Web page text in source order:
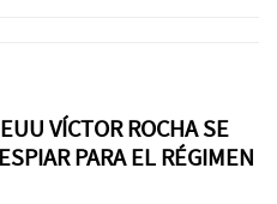
VÍCTOR ROCHA SE
PARA EL RÉGIMEN